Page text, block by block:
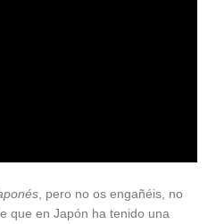
, pero no os engañéis, no
que en Japón ha tenido una